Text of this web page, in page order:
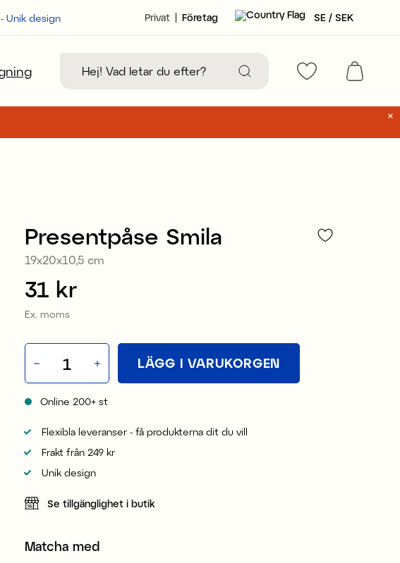
Unik design Privat Företag SE / SEK
Presentpåse Smila
19x20x10,5 cm
Pris:31 kr
31 kr
Ex. moms
LÄGG I VARUKORGEN
Online 200+st
Flexibla leveranser - få produkterna dit du vill
Frakt från 249 kr
Unik design
Se tillgänglighet i butik
Matcha med